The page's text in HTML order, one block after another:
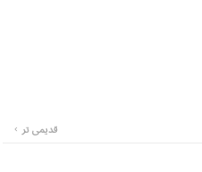
قدیمی تر